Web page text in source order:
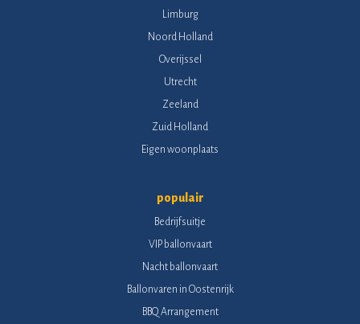
Limburg
Noord Holland
Overijssel
Utrecht
Zeeland
Zuid Holland
Eigen woonplaats
populair
Bedrijfsuitje
VIP ballonvaart
Nacht ballonvaart
Ballonvaren in Oostenrijk
BBQ Arrangement